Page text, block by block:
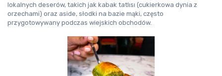
lokalnych deserów, takich jak kabak tatlısı (cukierkowa dynia z
orzechami) oraz aside, słodki na bazie mąki, często
przygotowywany podczas wiejskich obchodów.